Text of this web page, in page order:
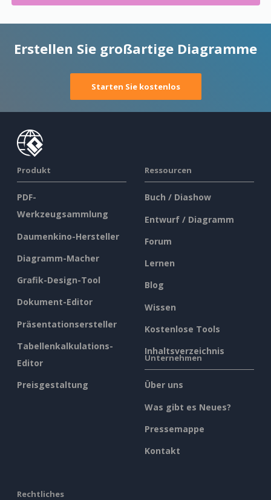
Erstellen Sie großartige Diagramme
Starten Sie kostenlos
Produkt
PDF-
Werkzeugsammlung
Daumenkino-Hersteller
Diagramm-Macher
Grafik-Design-Tool
Dokument-Editor
Präsentationsersteller
Tabellenkalkulations-
Editor
Preisgestaltung
Ressourcen
Buch / Diashow
Entwurf / Diagramm
Forum
Lernen
Blog
Wissen
Kostenlose Tools
Inhaltsverzeichnis
Unternehmen
Über uns
Was gibt es Neues?
Pressemappe
Kontakt
Rechtliches